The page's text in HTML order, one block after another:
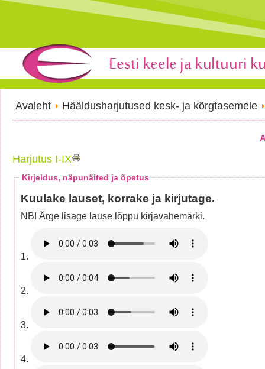
Avaleht Hääldusharjutused kesk- ja kõrgtasemele
Harjutus I-IX
Kirjeldus, näpunäited ja õpetus
Kuulake lauset, korrake ja kirjutage.
NB! Ärge lisage lause lõppu kirjavahemärki.
1.
2.
3.
4.